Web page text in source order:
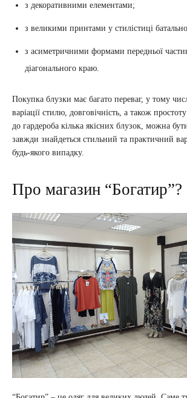
з декоративними елементами;
з великими принтами у стилістиці
з асиметричними формами передньої
діагонального краю.
Покупка блузки має багато переваг, у тому
варіації стилю, довговічність, а також
до гардероба кілька якісних блузок, можна
завжди знайдеться стильний та практичний
будь-якого випадку.
Про магазин “Богатир”?